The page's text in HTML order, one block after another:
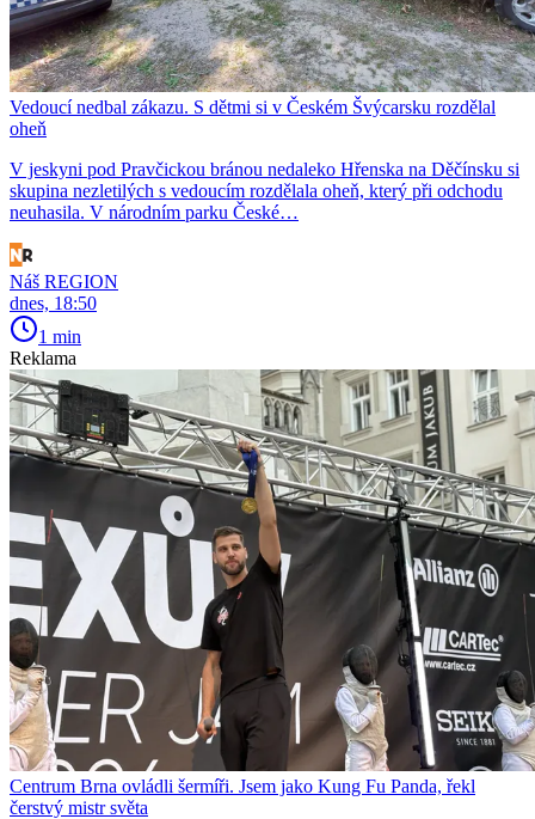
Vedoucí nedbal zákazu. S dětmi si v Českém Švýcarsku rozdělal
oheň
V jeskyni pod Pravčickou bránou nedaleko Hřenska na Děčínsku si
skupina nezletilých s vedoucím rozdělala oheň, který při odchodu
neuhasila. V národním parku České…
Náš REGION
dnes, 18:50
1 min
Reklama
Centrum Brna ovládli šermíři. Jsem jako Kung Fu Panda, řekl
čerstvý mistr světa